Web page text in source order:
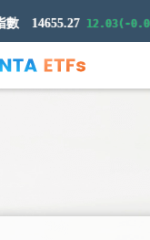
14655.27 12.03(-0.08%)